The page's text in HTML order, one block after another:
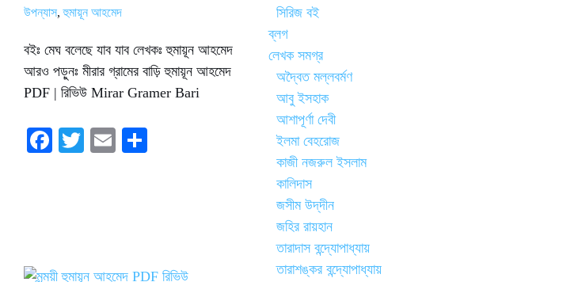
উপন্যাস,হুমায়ূন আহমেদ
বইঃ মেঘ বলেছে যাব যাব লেখকঃ হুমায়ূন আহমেদ
আরও পড়ুনঃ মীরার গ্রামের বাড়ি হুমায়ূন আহমেদ
PDF | রিভিউ Mirar Gramer Bari
Fa T
E
সিরিজ বই
ব্লগ
লেখক সমগ্র
অদ্বৈত মল্লবর্মণ
আবু ইসহাক
আশাপূর্ণা দেবী
ইলমা বেহরোজ
কাজী নজরুল ইসলাম
কালিদাস
জসীম উদ্‌দীন
জহির রায়হান
তারাদাস বন্দ্যোপাধ্যায়
তারাশঙ্কর বন্দ্যোপাধ্যায়